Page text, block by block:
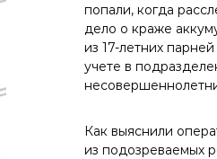
т
р
о
м
с
й
о
попали, когда
дело о краже
из 17-летних
учете в
Как выяснили
из подозреваемых